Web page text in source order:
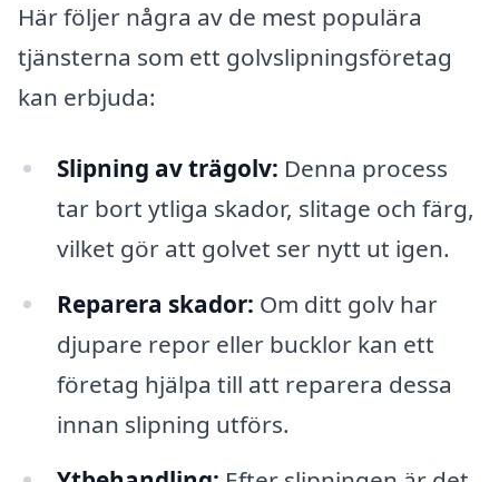
Här följer några av de mest populära
tjänsterna som ett golvslipningsföretag
kan erbjuda:
Slipning av trägolv: Denna process
tar bort ytliga skador, slitage och färg,
vilket gör att golvet ser nytt ut igen.
Reparera skador: Om ditt golv har
djupare repor eller bucklor kan ett
företag hjälpa till att reparera dessa
innan slipning utförs.